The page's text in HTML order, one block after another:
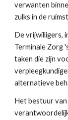
verwanten
zulks in de
De vrijwilligers,
Terminale Zorg
taken die zijn
alternatieve
Het bestuur van